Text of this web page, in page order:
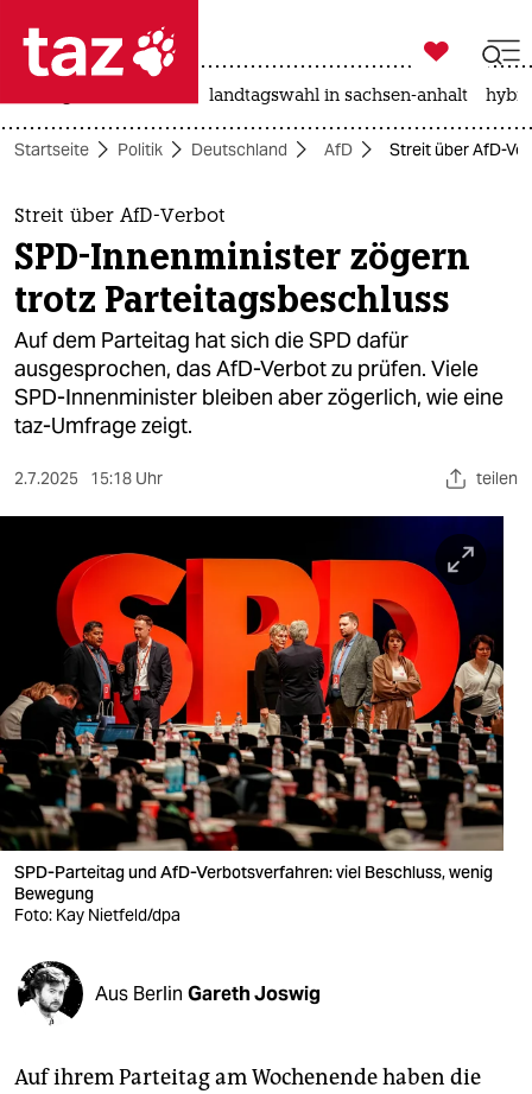
 taz zahl ich
taz zahl ich
themen
politik
öko
gesellschaft
kultur
sport
nord
wahrheit
verlag
verlag
veranstaltungen
shop
fragen & hilfe
unterstützen
abo
genossenschaft
epaper login

taz zahl ich
landtagswahl in sachsen-anhalt
Startseite Politik Deutschland AfD Streit über AfD-
Streit über AfD-Verbot
SPD-Innenminister zögern
trotz Parteitagsbeschluss
Auf dem Parteitag hat sich die SPD dafür
ausgesprochen, das AfD-Verbot zu prüfen. Viele
SPD-Innenminister bleiben aber zögerlich, wie eine
taz-Umfrage zeigt.
2.7.2025 15:18 Uhr teilen
SPD-Parteitag und AfD-Verbotsverfahren: viel Beschluss, wenig
Bewegung
Foto: Kay Nietfeld/dpa
Aus Berlin Gareth Joswig
Auf ihrem Parteitag am Wochenende haben die